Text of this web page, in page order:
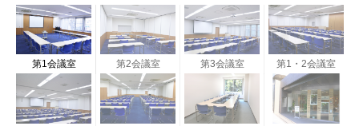
第1会議室 第2会議室 第3会議室 第1・2会議室